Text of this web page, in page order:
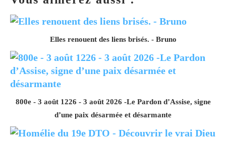
Elles renouent des liens brisés. - Bruno
800e - 3 août 1226 - 3 août 2026 -Le Pardon d’Assise, signe
d’une paix désarmée et désarmante